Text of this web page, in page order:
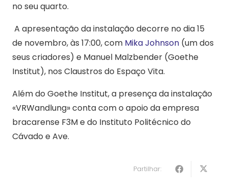
no seu quarto.
A apresentação da instalação decorre no dia 15
de novembro, às 17:00, com Mika Johnson (um dos
seus criadores) e Manuel Malzbender (Goethe
Institut), nos Claustros do Espaço Vita.
Além do Goethe Institut, a presença da instalação
«VRWandlung» conta com o apoio da empresa
bracarense F3M e do Instituto Politécnico do
Cávado e Ave.
Partilhar: